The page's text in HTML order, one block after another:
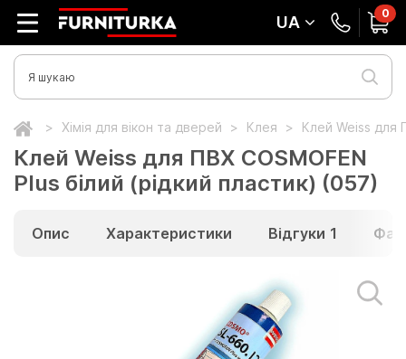
UA 0
Хімія для вікон та дверей Клея Клей Weiss для
Клей Weiss для ПВХ COSMOFEN
Plus білий (рідкий пластик) (057)
Опис Характеристики Відгуки 1